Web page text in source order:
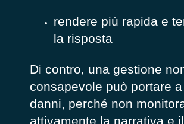
rendere più rapida e
la risposta
Di contro, una gestione
consapevole può portare
danni, perché non
attivamente la narrativa e